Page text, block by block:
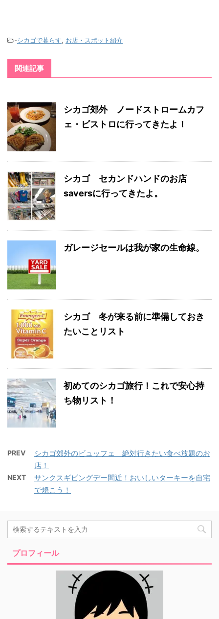
-シカゴで暮らす, お店・スポット紹介
関連記事
シカゴ郊外 ノードストロームカフ
ェ・ビストロに行ってきたよ！
シカゴ セカンドハンドのお店
saversに行ってきたよ。
ガレージセールは我が家の生命線。
シカゴ 冬が来る前に準備しておき
たいことリスト
初めてのシカゴ旅行！これで安心持
ち物リスト！
PREV
シカゴ郊外のビュッフェ 絶対行きたい食べ放題のお
店！
NEXT
サンクスギビングデー間近！おいしいターキーを自宅
で焼こう！
プロフィール